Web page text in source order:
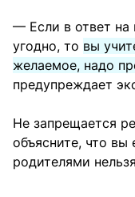
— Если в ответ на
угодно, то вы
желаемое, надо
предупреждает
Не запрещается
объясните, что вы
родителями